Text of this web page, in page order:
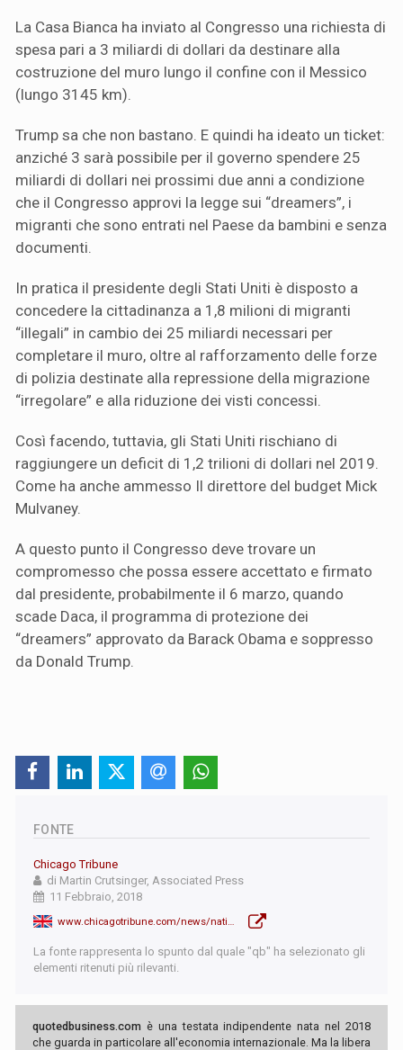
La Casa Bianca ha inviato al Congresso una richiesta di
spesa pari a 3 miliardi di dollari da destinare alla
costruzione del muro lungo il confine con il Messico
(lungo 3145 km).
Trump sa che non bastano. E quindi ha ideato un ticket:
anziché 3 sarà possibile per il governo spendere 25
miliardi di dollari nei prossimi due anni a condizione
che il Congresso approvi la legge sui “dreamers”, i
migranti che sono entrati nel Paese da bambini e senza
documenti.
In pratica il presidente degli Stati Uniti è disposto a
concedere la cittadinanza a 1,8 milioni di migranti
“illegali” in cambio dei 25 miliardi necessari per
completare il muro, oltre al rafforzamento delle forze
di polizia destinate alla repressione della migrazione
“irregolare” e alla riduzione dei visti concessi.
Così facendo, tuttavia, gli Stati Uniti rischiano di
raggiungere un deficit di 1,2 trilioni di dollari nel 2019.
Come ha anche ammesso Il direttore del budget Mick
Mulvaney.
A questo punto il Congresso deve trovare un
compromesso che possa essere accettato e firmato
dal presidente, probabilmente il 6 marzo, quando
scade Daca, il programma di protezione dei
“dreamers” approvato da Barack Obama e soppresso
da Donald Trump.
FONTE
Chicago Tribune
di Martin Crutsinger, Associated Press
11 Febbraio, 2018
La fonte rappresenta lo spunto dal quale "qb" ha selezionato gli
elementi ritenuti più rilevanti.
quotedbusiness.com è una testata indipendente nata nel 2018
che guarda in particolare all'economia internazionale. Ma la libera